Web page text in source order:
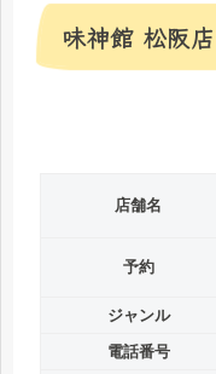
味神館 松阪
店舗名
予約
ジャンル
電話番号